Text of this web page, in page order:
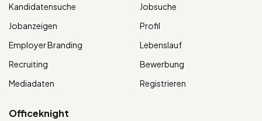
Kandidatensuche
Jobanzeigen
Employer Branding
Recruiting
Mediadaten
Jobsuche
Profil
Lebenslauf
Bewerbung
Registrieren
Officeknight